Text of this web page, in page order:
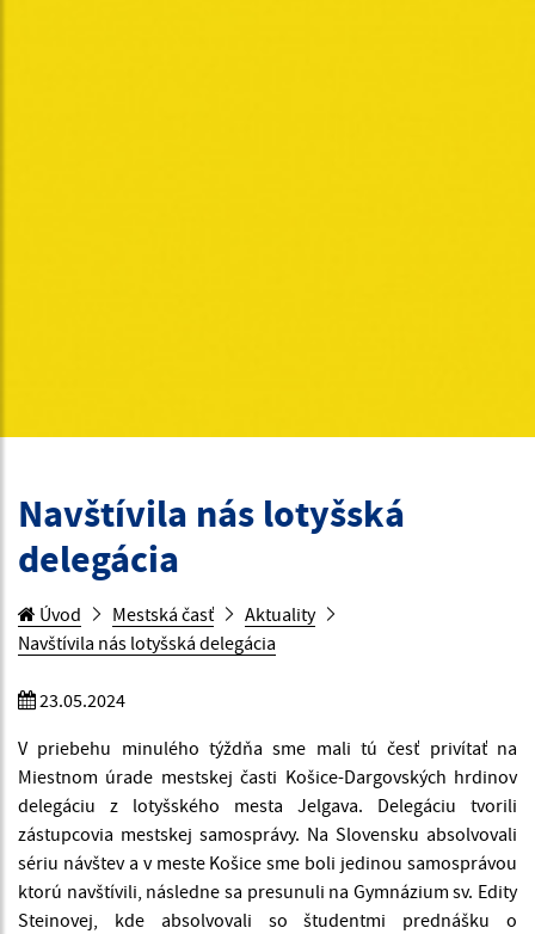
Navštívila nás lotyšská
delegácia
Úvod Mestská časť
Aktuality
Navštívila nás lotyšská delegácia
23.05.2024
V priebehu minulého týždňa sme mali tú česť privítať na
Miestnom úrade mestskej časti Košice-Dargovských hrdinov
delegáciu z lotyšského mesta Jelgava. Delegáciu tvorili
zástupcovia mestskej samosprávy. Na Slovensku absolvovali
sériu návštev a v meste Košice sme boli jedinou samosprávou
ktorú navštívili, následne sa presunuli na Gymnázium sv. Edity
Steinovej, kde absolvovali so študentmi prednášku o